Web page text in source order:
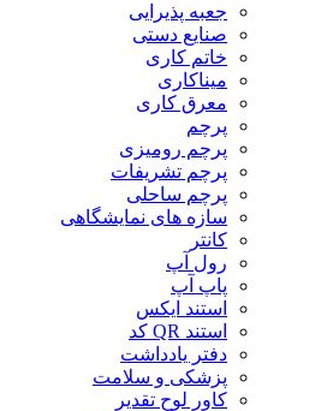
جعبه پذیرایی
صنایع دستی
خاتم کاری
میناکاری
معرق کاری
پرچم
پرچم رومیزی
پرچم تشریفات
پرچم ساحلی
سازه های نمایشگاهی
کانتر
رول آپ
پاپ آپ
استند ایکس
استند QR کد
دفتر یادداشت
پزشکی و سلامت
کاور لوح تقدیر